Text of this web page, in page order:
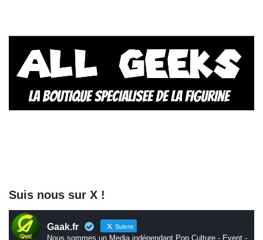
Suis nous sur X !
Gaak.fr Suivre
Nous sommes un Media indépendant Pop Culture - Event -